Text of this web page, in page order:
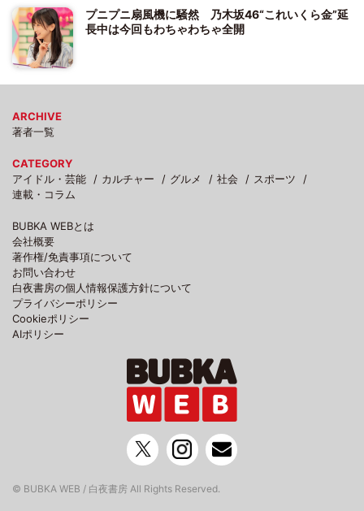
プニプニ扇風機に騒然 乃木坂46“これいくら金”延
長中は今回もわちゃわちゃ全開
ARCHIVE
著者一覧
CATEGORY
アイドル・芸能
カルチャー グルメ 社会
スポーツ
連載・コラム
BUBKA WEBとは
会社概要
著作権/免責事項について
お問い合わせ
白夜書房の個人情報保護方針について
プライバシーポリシー
Cookieポリシー
AIポリシー
© BUBKA WEB / 白夜書房 All Rights Reserved.